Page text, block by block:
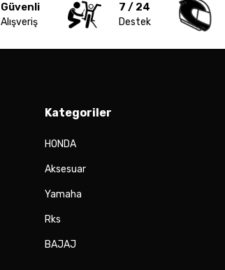
Güvenli
Alışveriş
7 / 24
Destek
Kategoriler
HONDA
Aksesuar
Yamaha
Rks
BAJAJ